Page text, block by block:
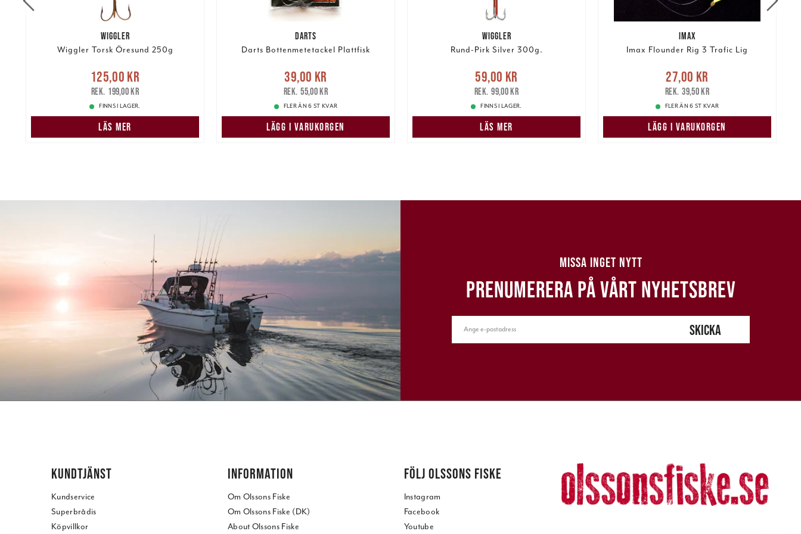
WIGGLER
Wiggler Torsk Öresund 250g
Nuvarande pris
Tidigare pris
125,00 kr
199,00 kr
FINNS I LAGER.
LÄS MER
DARTS
Darts Bottenmetetackel Plattfisk
Nuvarande pris :39,00 kr
pris:55,00 kr
39,00 kr
55,00 kr
FLER ÄN 6 ST KVAR
LÄGG I VARUKORGEN
WIGGLER
Rund-Pirk Silver 300g.
Nuvarande pris :59,00 kr
pris:99,00 kr
59,00 kr
99,00 kr
FINNS I LAGER.
LÄS MER
IMAX
Imax Flounder Rig 3 Trafic Lig
Nuvarande pris :27,00 kr
pris:39,50 kr
27,00 kr
39,50 kr
FLER ÄN 6 ST KVAR
LÄGG I VARUKORGEN
MISSA INGET NYTT
PRENUMERERA PÅ VÅRT NYHETSBREV
SKICKA
KUNDTJÄNST
Kundservice
Superbrådis
Köpvillkor
INFORMATION
Om Olssons Fiske
Om Olssons Fiske (DK)
About Olssons Fiske
FÖLJ OLSSONS FISKE
Instagram
Facebook
Youtube